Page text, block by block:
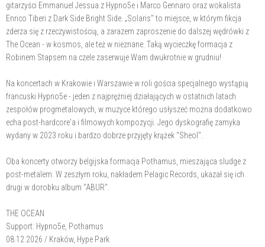
gitarzyści Emmanuel Jessua z Hypno5e i Marco Gennaro oraz wokalista
Enrico Tiberi z Dark Side Bright Side. „Solaris" to miejsce, w którym fikcja
zderza się z rzeczywistością, a zarazem zaproszenie do dalszej wędrówki z
The Ocean - w kosmos, ale też w nieznane. Taką wycieczkę formacja z
Robinem Stapsem na czele zaserwuje Wam dwukrotnie w grudniu!
Na koncertach w Krakowie i Warszawie w roli gościa specjalnego wystąpią
francuski Hypno5e - jeden z najprężniej działających w ostatnich latach
zespołów progmetalowych, w muzyce którego usłyszeć można dodatkowo
echa post-hardcore'a i filmowych kompozycji. Jego dyskografię zamyka
wydany w 2023 roku i bardzo dobrze przyjęty krążek "Sheol".
Oba koncerty otworzy belgijska formacja Pothamus, mieszająca sludge z
post-metalem. W zeszłym roku, nakładem Pelagic Records, ukazał się ich
drugi w dorobku album "ABUR".
THE OCEAN
Support: Hypno5e, Pothamus
08.12.2026 / Kraków, Hype Park